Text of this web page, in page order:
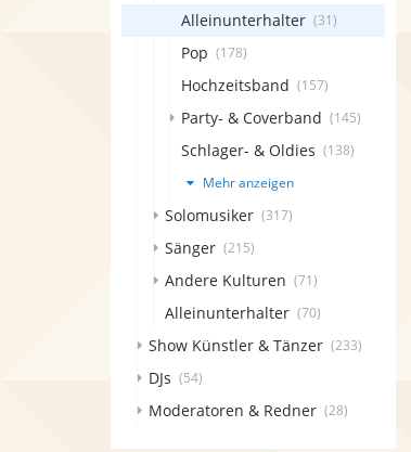
Alleinunterhalter (31)
Pop (178)
Hochzeitsband (157)
Party- & Coverband (145)
Schlager- & Oldies (138)
Mehr anzeigen
Solomusiker (317)
Sänger (215)
Andere Kulturen (71)
Alleinunterhalter (70)
Show Künstler & Tänzer (233)
DJs (54)
Moderatoren & Redner (28)